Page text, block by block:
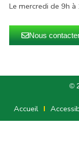
Le mercredi de 9h à
Nous
©
Accueil